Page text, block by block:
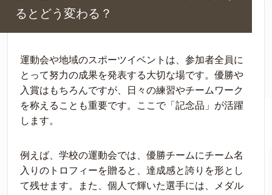
るとどう変わる？
運動会や地域のスポーツイベントは、参加者全員に
とって努力の成果を発表する大切な場です。優勝や
入賞はもちろんですが、日々の練習やチームワーク
を称えることも重要です。ここで「記念品」が活躍
します。
例えば、学校の運動会では、優勝チームにチーム名
入りのトロフィーを贈ると、達成感と誇りを形とし
て残せます。また、個人で輝いた選手には、メダル